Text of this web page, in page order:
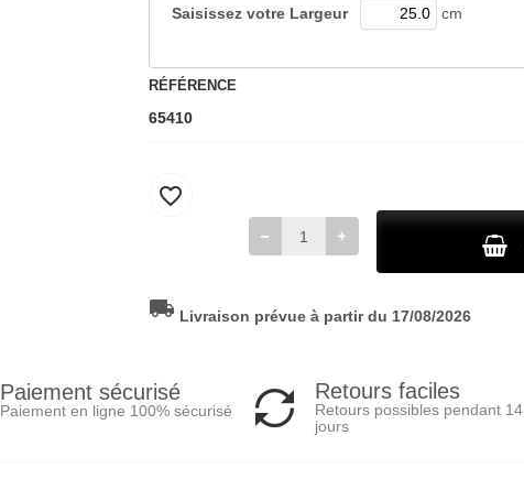
Saisissez votre Largeur cm
RÉFÉRENCE
65410
favorite_border
local_shipping Livraison prévue à partir du 17/08/2026
Paiement sécurisé
Paiement en ligne 100% sécurisé
Retours faciles
Retours possibles pendant 14
jours